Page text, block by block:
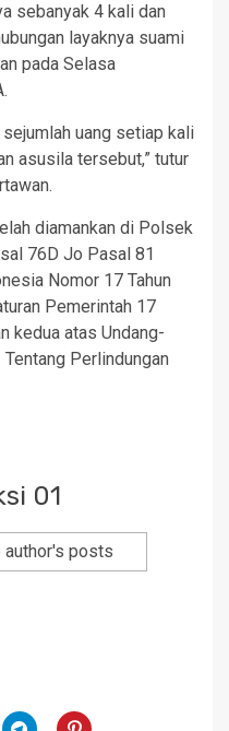
sebanyak 4 kali dan
layaknya suami
pada Selasa
uang setiap kali
asusila tersebut,” tutur
diamankan di Polsek
76D Jo Pasal 81
Nomor 17 Tahun
Pemerintah 17
kedua atas Undang-
Perlindungan
01
author's posts